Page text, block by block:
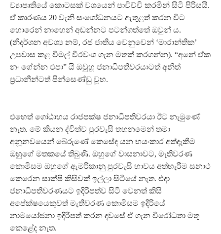
ව්‍යාපෘතියේ කොටසක් වශයෙන් පාවිච්චි කරමින් සිටි පිරිසයි.
ඒ කාරණය 20 වැනි සංශෝධනයට ඇතුළත් කරන විට
හොරෙන් නාහෙන් අඬන්නට පටන්ගත්තේ ඔවුන් ය.
(නිදර්ශන අවශ්‍ය නම්, රජ ජාතිය වෙනුවෙන් ‘මාරාන්තික’
උපවාස කළ විමල් වීරවංශ ගැන මතක් කරගන්න). “අනේ ඒක
නං ගේන්න එපා” යි ඔවුහූ ජනාධිපතිවරයාටත් අනිත්
ප්‍රධානීන්ටත් පින්සෙණ්ඩු වූහ.
එහෙත් ගෝඨාභය රාජපක්ෂ ජනාධිපතිවරයා ඊට නැමුණේ
නැත. මේ කියන ද්විත්ව පුරවැසි තහනමෙන් තමා
අනූනවයෙන් බේරුණේ කෙසේද යන භයංකාර අත්දැකීම
ඔහුගේ මතකයේ තිබුණි. ඔහුගේ වාසනාවට, මැතිවරණ
කොමිසම ඔහුගේ ඇමරිකානු පුරවැසි භාවය අත්හැරීම සනාථ
කෙරෙන සාක්ෂි කිසිවක් ඉල්ලා සිටියේ නැත. එදා
ජනාධිපතිවරණයට ඉදිරිපත්ව සිටි වෙනත් කිසි
අපේක්ෂයෙකුවත් මැතිවරණ කොමිසම ඉදිරියේ
නාමයෝජනා ඉදිරිපත් කරන දවසේ ඒ ගැන විරෝධතා මතු
කෙළේද නැත.